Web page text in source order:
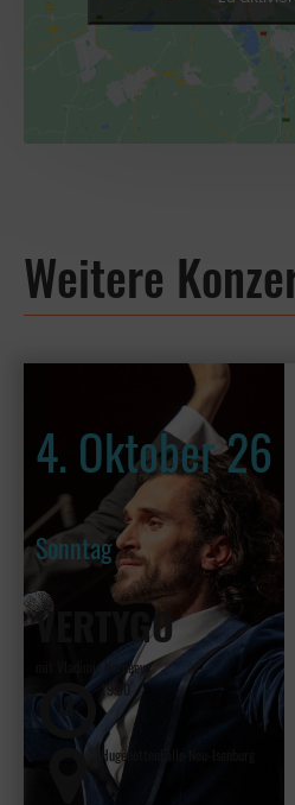
Weitere
4. Oktober 26
Sonntag
VERTYGO
mit Vladimir Kornéev
19:30
Hugenottenhalle Neu-Isenburg